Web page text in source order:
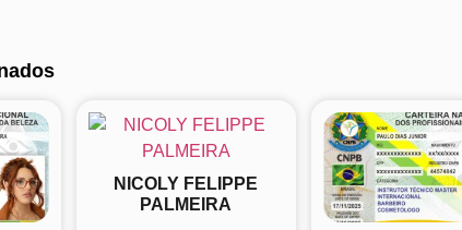
NICOLY FELIPPE
PALMEIRA